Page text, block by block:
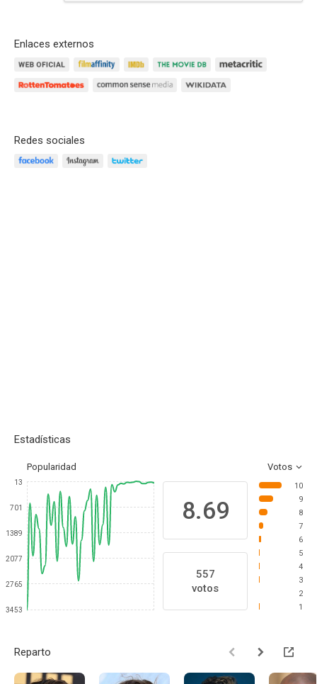
Enlaces externos
Redes sociales
Estadísticas
Popularidad Votos
13
701
1389
2077
2765
3453
8.69
557
votos
10
9
8
7
6
5
4
3
2
1
Reparto